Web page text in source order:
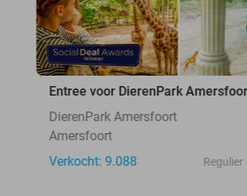
Entree voor DierenPark
DierenPark Amersfoort
Amersfoort
Verkocht: 9.088
Regulier